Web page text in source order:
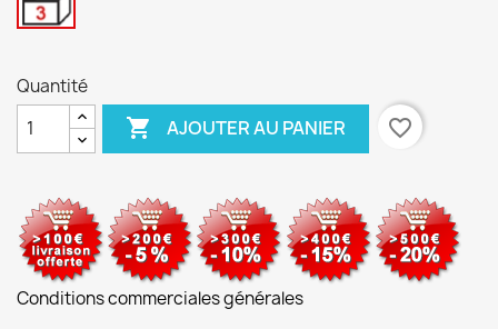
Quantité
 AJOUTER AU PANIER favorite_border
Conditions commerciales générales